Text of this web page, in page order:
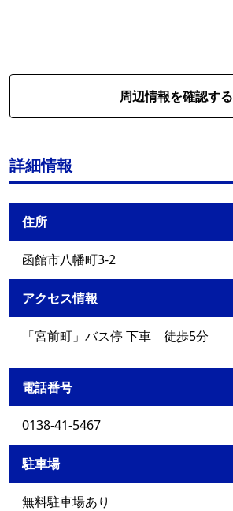
周辺情報を確認する
詳細情報
住所
函館市八幡町3-2
アクセス情報
「宮前町」バス停 下車 徒歩5分
電話番号
0138-41-5467
駐車場
無料駐車場あり